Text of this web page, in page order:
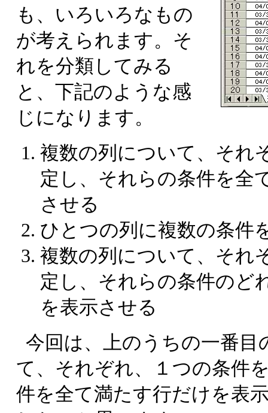
も、いろいろなもの
が考えられます。そ
れを分類してみる
と、下記のような感
じになります。
複数の列について、それ
定し、それらの条件を全
させる
ひとつの列に複数の条件
複数の列について、それ
定し、それらの条件のど
を表示させる
今回は、上のうちの一番目
て、それぞれ、１つの条件
件を全て満たす行だけを表